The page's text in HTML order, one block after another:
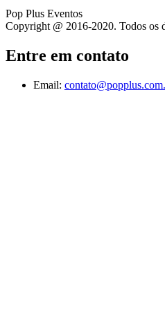
Pop Plus Eventos
Copyright @ 2016-2020. Todos os
Entre em contato
Email: